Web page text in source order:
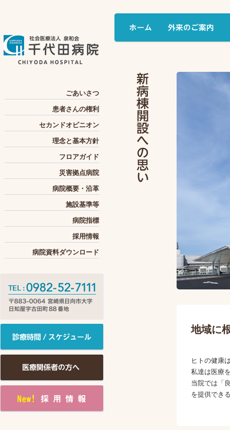
ごあいさつ
患者さんの権利
セカンドオピニオン
理念と基本方針
フロアガイド
災害拠点病院
病院概要・沿革
施設基準等
病院指標
採用情報
病院資料ダウンロード
地域に
ヒトの健康
私達は医療
当院では「
を提供でき